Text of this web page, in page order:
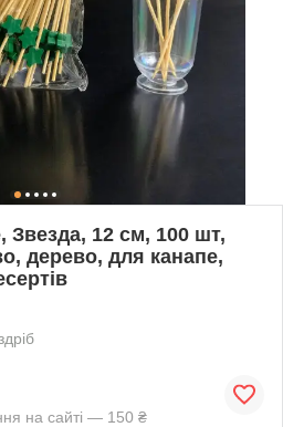
12 см, 100 шт,
дерево, для канапе,
на сайті — 150 ₴